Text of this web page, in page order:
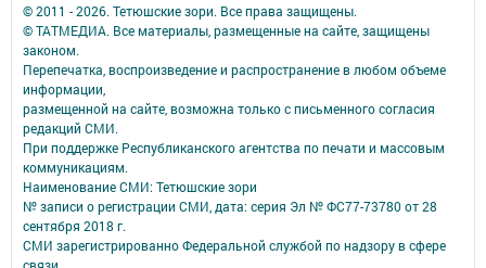
© 2011 - 2026. Тетюшские зори. Все права защищены.
© ТАТМЕДИА. Все материалы, размещенные на сайте, защищены
законом.
Перепечатка, воспроизведение и распространение в любом объеме
информации,
размещенной на сайте, возможна только с письменного согласия
редакций СМИ.
При поддержке Республиканского агентства по печати и массовым
коммуникациям.
Наименование СМИ: Тетюшские зори
№ записи о регистрации СМИ, дата: серия Эл № ФС77-73780 от 28
сентября 2018 г.
СМИ зарегистрированно Федеральной службой по надзору в сфере
связи,